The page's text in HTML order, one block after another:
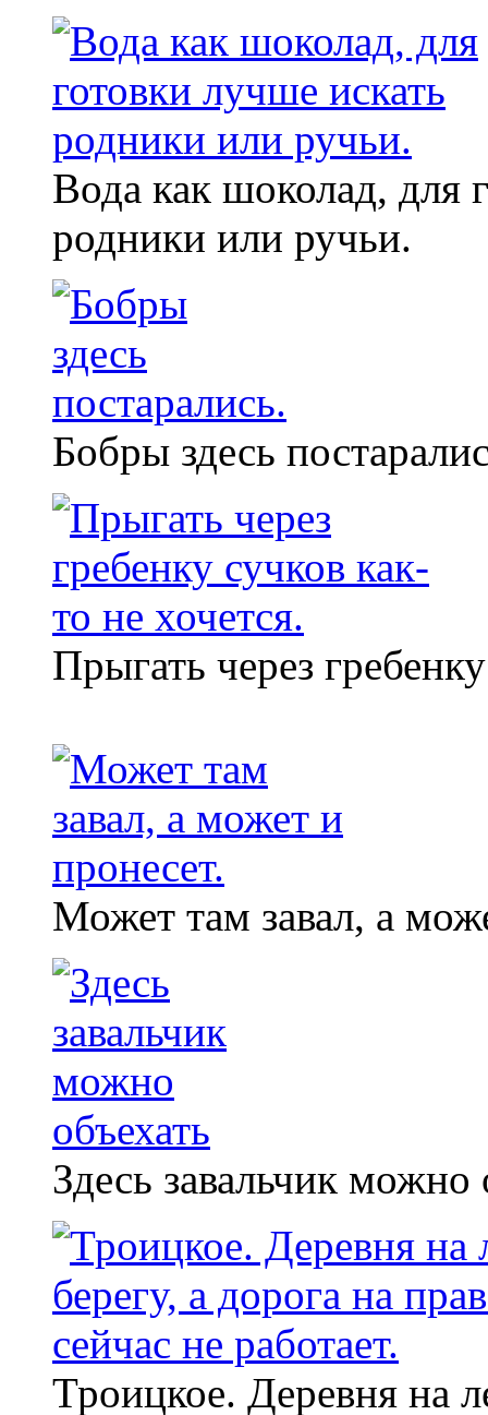
Вода как шоколад, для
родники или ручьи.
Бобры здесь
Прыгать через
Может там завал, а
Здесь завальчик можно
Троицкое. Деревня на